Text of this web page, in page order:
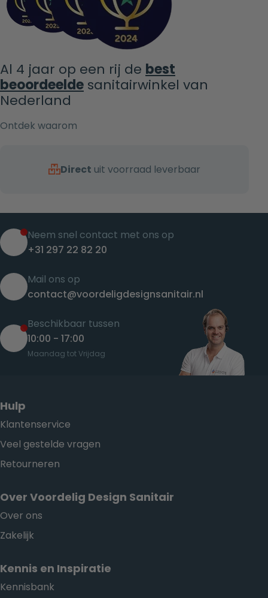
Al 4 jaar op een rij de best
beoordeelde sanitairwinkel van
Nederland
Ontdek waarom
Direct uit voorraad leverbaar
Neem snel contact met ons op
+31 297 22 82 20
Mail ons op
contact@voordeligdesignsanitair.nl
Beschikbaar tussen
10:00 - 17:00
Maandag tot Vrijdag
Hulp
Klantenservice
Veel gestelde vragen
Retourneren
Over Voordelig Design Sanitair
Over ons
Zakelijk
Kennis en Inspiratie
Kennisbank